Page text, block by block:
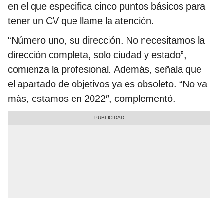
en el que especifica cinco puntos básicos para
tener un CV que llame la atención.
“Número uno, su dirección. No necesitamos la
dirección completa, solo ciudad y estado”,
comienza la profesional. Además, señala que
el apartado de objetivos ya es obsoleto. “No va
más, estamos en 2022″, complementó.